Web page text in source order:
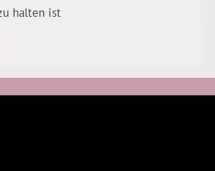
halten ist